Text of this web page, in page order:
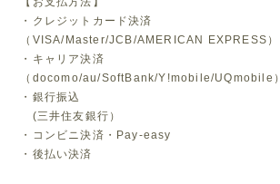
・クレジットカード決済
（VISA/Master/JCB/AMERICAN EXPRESS）
・キャリア決済
（docomo/au/SoftBank/Y!mobile/UQmobile）
・銀行振込
(三井住友銀行）
・コンビニ決済・Pay-easy
・後払い決済